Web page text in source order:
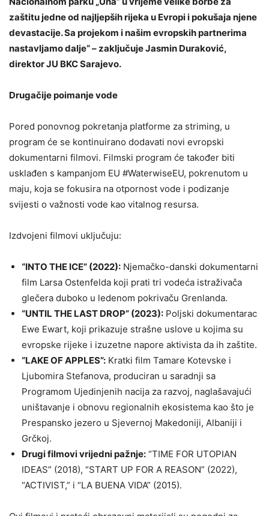
zaštitu jedne od najljepših rijeka u Evropi i pokušaja njene
devastacije. Sa projekom i našim evropskih partnerima
nastavljamo dalje“ – zaključuje Jasmin Duraković,
direktor JU BKC Sarajevo.
Drugačije poimanje vode
Pored ponovnog pokretanja platforme za striming, u
program će se kontinuirano dodavati novi evropski
dokumentarni filmovi. Filmski program će također biti
usklađen s kampanjom EU #WaterwiseEU, pokrenutom u
maju, koja se fokusira na otpornost vode i podizanje
svijesti o važnosti vode kao vitalnog resursa.
Izdvojeni filmovi uključuju:
“INTO THE ICE” (2022): Njemačko-danski dokumentarni
film Larsa Ostenfelda koji prati tri vodeća istraživača
glečera duboko u ledenom pokrivaču Grenlanda.
“UNTIL THE LAST DROP” (2023): Poljski dokumentarac
Ewe Ewart, koji prikazuje strašne uslove u kojima su
evropske rijeke i izuzetne napore aktivista da ih zaštite.
“LAKE OF APPLES”: Kratki film Tamare Kotevske i
Ljubomira Stefanova, produciran u saradnji sa
Programom Ujedinjenih nacija za razvoj, naglašavajući
uništavanje i obnovu regionalnih ekosistema kao što je
Prespansko jezero u Sjevernoj Makedoniji, Albaniji i
Grčkoj.
Drugi filmovi vrijedni pažnje: “TIME FOR UTOPIAN
IDEAS” (2018), “START UP FOR A REASON” (2022),
“ACTIVIST,” i “LA BUENA VIDA” (2015).